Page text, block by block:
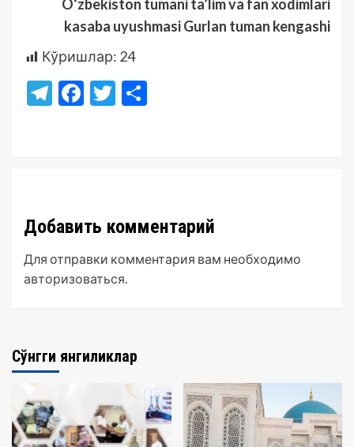
O‘zbekiston tumani ta’lim va fan xodimlari
kasaba uyushmasi Gurlan tuman kengashi
Кўришлар: 24
Telegram
Facebook
Twitter
Добавить комментарий
Для отправки комментария вам необходимо
авторизоваться
Сўнгги янгиликлар